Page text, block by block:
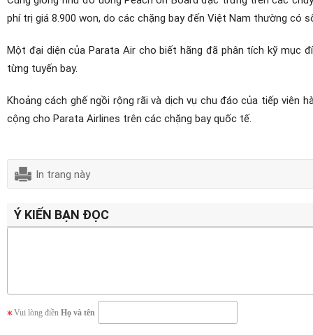
phí trị giá 8.900 won, do các chặng bay đến Việt Nam thường có
Một đại diện của Parata Air cho biết hãng đã phân tích kỹ mục
từng tuyến bay.
Khoảng cách ghế ngồi rộng rãi và dịch vụ chu đáo của tiếp viên
cộng cho Parata Airlines trên các chặng bay quốc tế.
In trang này
Ý KIẾN BẠN ĐỌC
Vui lòng điền Họ và tên